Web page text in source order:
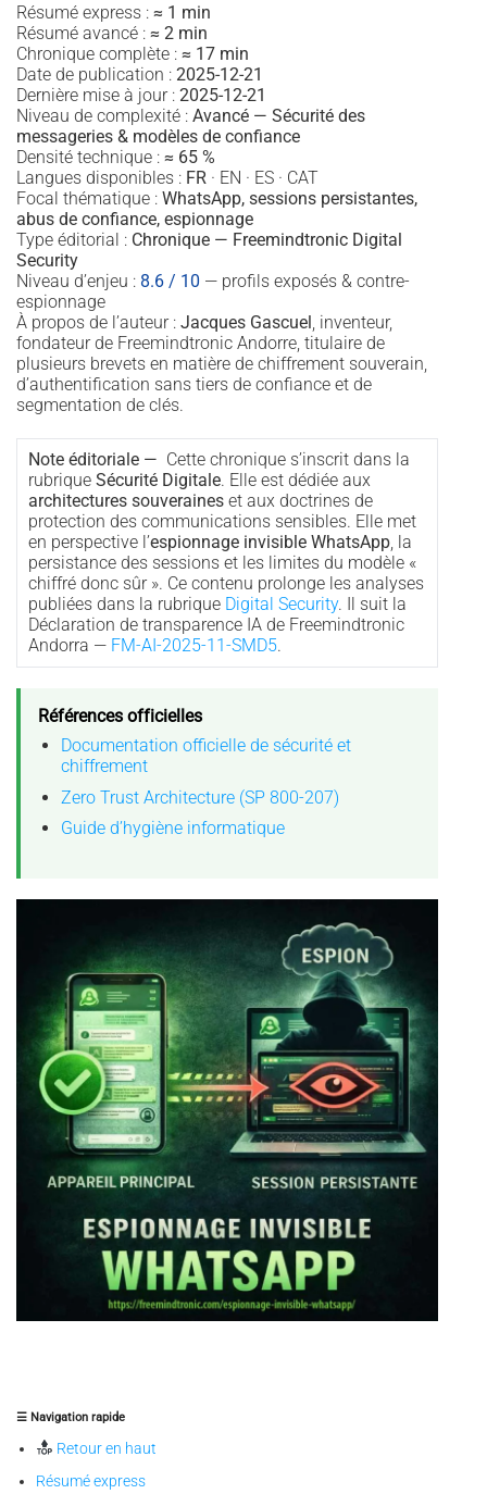
Résumé express : ≈ 1 min
Résumé avancé : ≈ 2 min
Chronique complète : ≈ 17 min
Date de publication : 2025-12-21
Dernière mise à jour : 2025-12-21
Niveau de complexité : Avancé — Sécurité des
messageries & modèles de confiance
Densité technique : ≈ 65 %
Langues disponibles : FR · EN · ES · CAT
Focal thématique : WhatsApp, sessions persistantes,
abus de confiance, espionnage
Type éditorial : Chronique — Freemindtronic Digital
Security
Niveau d’enjeu : 8.6 / 10 — profils exposés & contre-
espionnage
À propos de l’auteur : Jacques Gascuel, inventeur,
fondateur de Freemindtronic Andorre, titulaire de
plusieurs brevets en matière de chiffrement souverain,
d’authentification sans tiers de confiance et de
segmentation de clés.
Note éditoriale — Cette chronique s’inscrit dans la
rubrique Sécurité Digitale. Elle est dédiée aux
architectures souveraineset aux doctrines de
protection des communications sensibles. Elle met
en perspective l’espionnage invisible WhatsApp, la
persistance des sessions et les limites du modèle «
chiffré donc sûr ». Ce contenu prolonge les analyses
publiées dans la rubrique Digital Security. Il suit la
Déclaration de transparence IA de Freemindtronic
Andorra — FM-AI-2025-11-SMD5.
Références officielles
Documentation officielle de sécurité et
chiffrement
Zero Trust Architecture (SP 800-207)
Guide d’hygiène informatique
☰ Navigation rapide
Retour en haut
Résumé express